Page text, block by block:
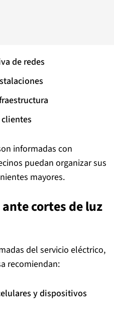
de redes
informadas con
puedan organizar sus
mayores.
cortes de luz
del servicio eléctrico,
recomiendan:
y dispositivos